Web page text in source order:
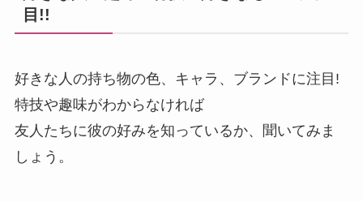
目!!
好きな人の持ち物の色、キャラ、ブランドに注目!
特技や趣味がわからなければ
友人たちに彼の好みを知っているか、聞いてみま
しょう。